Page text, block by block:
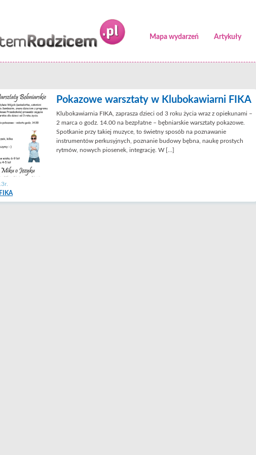
Mapa wydarzeń Artykuły
Pokazowe warsztaty w Klubokawiarni FIKA
Klubokawiarnia FIKA, zaprasza dzieci od 3 roku życia wraz z opiekunami –
2 marca o godz. 14.00 na bezpłatne – bębniarskie warsztaty pokazowe.
Spotkanie przy takiej muzyce, to świetny sposób na poznawanie
instrumentów perkusyjnych, poznanie budowy bębna, naukę prostych
rytmów, nowych piosenek, integrację. W […]
FIKA